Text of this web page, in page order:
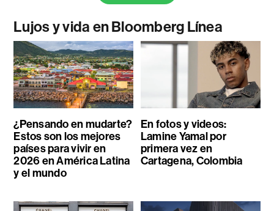
Lujos y vida en Bloomberg Línea
¿Pensando en mudarte?
Estos son los mejores
países para vivir en
2026 en América Latina
y el mundo
En fotos y videos:
Lamine Yamal por
primera vez en
Cartagena, Colombia